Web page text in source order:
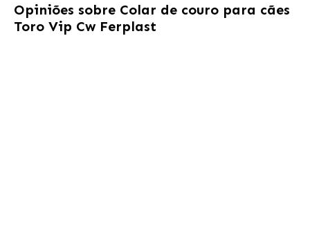
Opiniões sobre Colar de couro para cães
Toro Vip Cw Ferplast